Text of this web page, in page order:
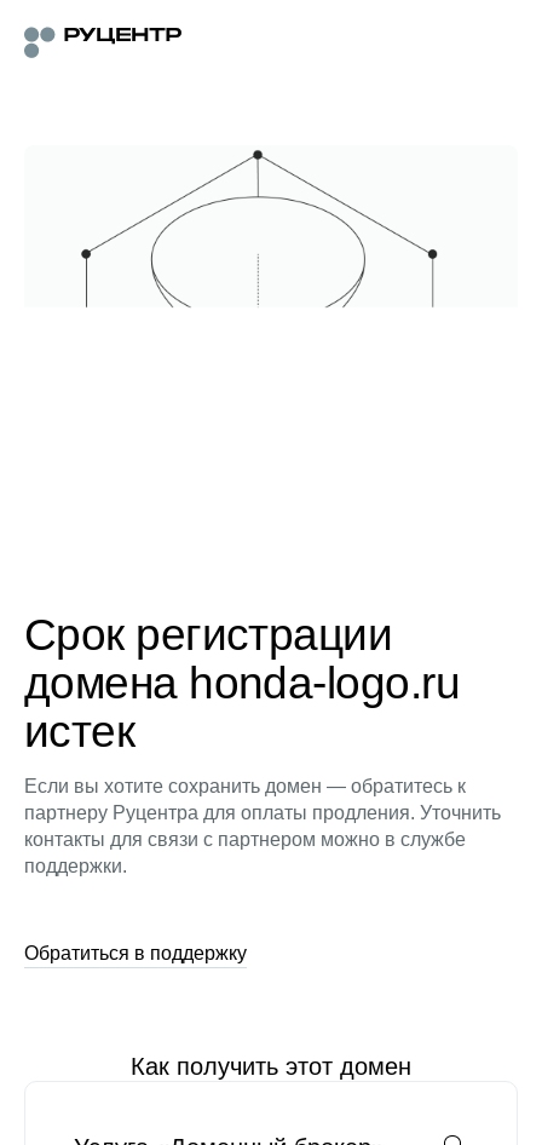
Срок регистрации
домена honda-logo.ru
истек
Если вы хотите сохранить домен — обратитесь к
партнеру Руцентра для оплаты продления. Уточнить
контакты для связи с партнером можно в службе
поддержки.
Обратиться в поддержку
Как получить этот домен